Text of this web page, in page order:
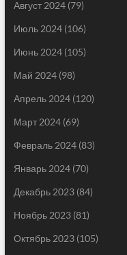
Август 2024(79)
Июль 2024(106)
Июнь 2024(105)
Май 2024(98)
Апрель 2024(120)
Март 2024(69)
Февраль 2024(83)
Январь 2024(70)
Декабрь 2023(84)
Ноябрь 2023(81)
Октябрь 2023(105)